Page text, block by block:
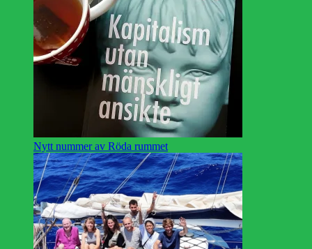
Nytt nummer av Röda rummet